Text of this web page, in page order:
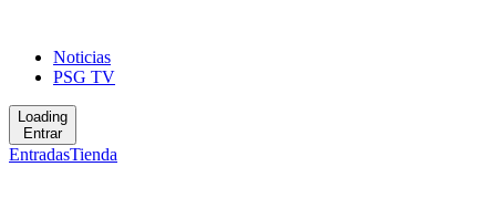
Noticias
PSG TV
Loading
Entrar
EntradasTienda